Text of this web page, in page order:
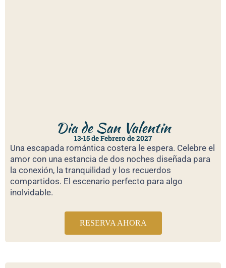
Dia de San Valentin
13-15 de Febrero de 2027
Una escapada romántica costera le espera. Celebre el
amor con una estancia de dos noches diseñada para
la conexión, la tranquilidad y los recuerdos
compartidos. El escenario perfecto para algo
inolvidable.
RESERVA AHORA